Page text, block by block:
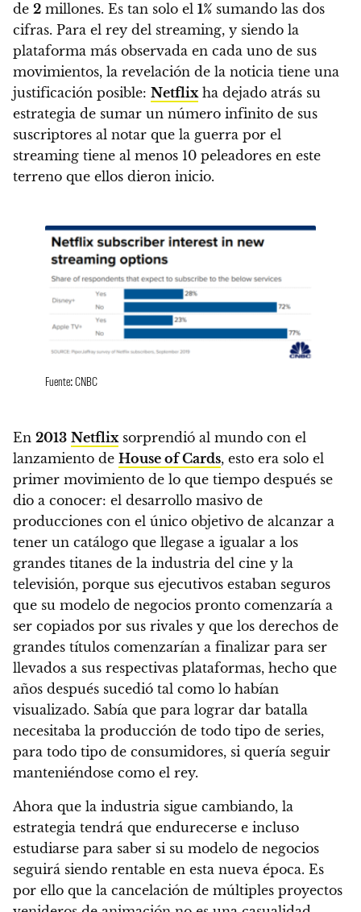
de 2 millones. Es tan solo el 1% sumando las dos
cifras. Para el rey del streaming, y siendo la
plataforma más observada en cada uno de sus
movimientos, la revelación de la noticia tiene una
justificación posible: Netflixha dejado atrás su
estrategia de sumar un número infinito de sus
suscriptores al notar que la guerra por el
streaming tiene al menos 10 peleadores en este
terreno que ellos dieron inicio.
Fuente: CNBC
En 2013 Netflixsorprendió al mundo con el
lanzamiento de House of Cards, esto era solo el
primer movimiento de lo que tiempo después se
dio a conocer: el desarrollo masivo de
producciones con el único objetivo de alcanzar a
tener un catálogo que llegase a igualar a los
grandes titanes de la industria del cine y la
televisión, porque sus ejecutivos estaban seguros
que su modelo de negocios pronto comenzaría a
ser copiados por sus rivales y que los derechos de
grandes títulos comenzarían a finalizar para ser
llevados a sus respectivas plataformas, hecho que
años después sucedió tal como lo habían
visualizado. Sabía que para lograr dar batalla
necesitaba la producción de todo tipo de series,
para todo tipo de consumidores, si quería seguir
manteniéndose como el rey.
Ahora que la industria sigue cambiando, la
estrategia tendrá que endurecerse e incluso
estudiarse para saber si su modelo de negocios
seguirá siendo rentable en esta nueva época. Es
por ello que la cancelación de múltiples proyectos